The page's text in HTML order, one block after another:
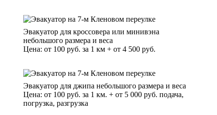
Эвакуатор для кроссовера или минивэна
небольшого размера и веса
Цена: от 100 руб. за 1 км + от 4 500 руб.
Эвакуатор для джипа небольшого размера и веса
Цена: от 100 руб. за 1 км. + от 5 000 руб. подача,
погрузка, разгрузка